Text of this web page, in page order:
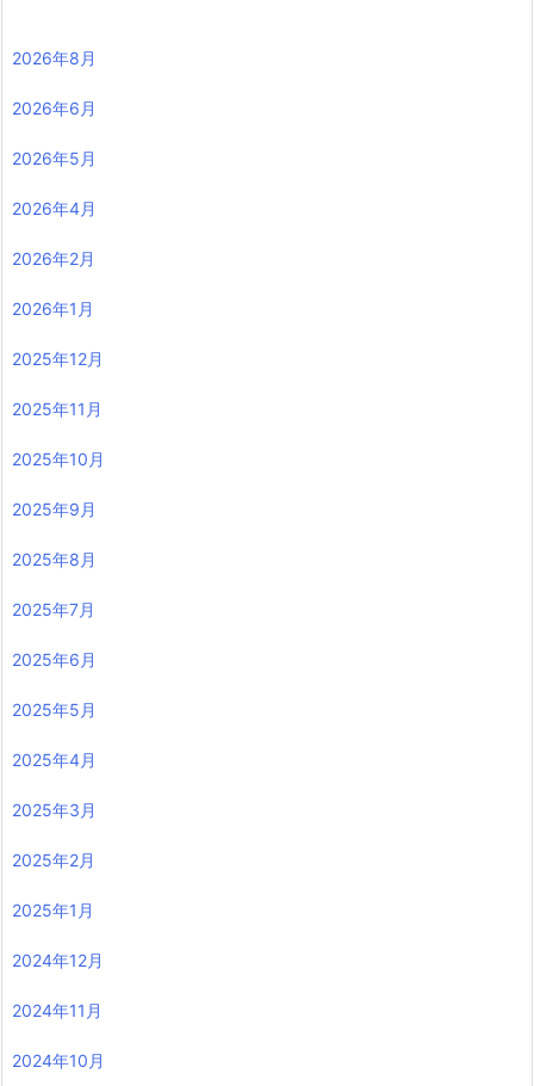
2026年8月
2026年6月
2026年5月
2026年4月
2026年2月
2026年1月
2025年12月
2025年11月
2025年10月
2025年9月
2025年8月
2025年7月
2025年6月
2025年5月
2025年4月
2025年3月
2025年2月
2025年1月
2024年12月
2024年11月
2024年10月